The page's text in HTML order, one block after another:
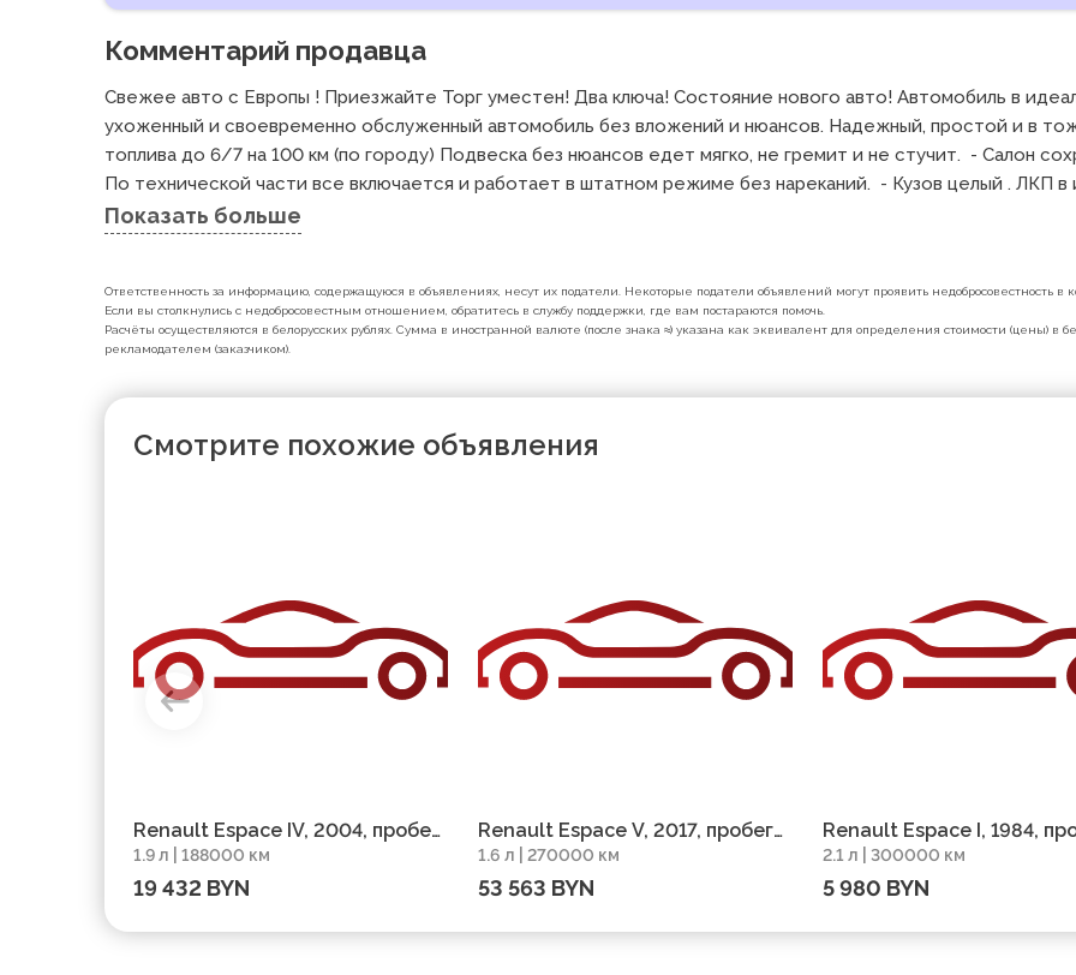
Комментарий продавца
Свежее авто с Европы ! Приезжайте Торг уместен! Два ключа! Состояние нового авто! Автомобиль в
ухоженный и своевременно обслуженный автомобиль без вложений и нюансов. Надежный, простой и в
топлива до 6/7 на 100 км (по городу) Подвеска без нюансов едет мягко, не гремит и не стучит.  - Салон
По технической части все включается и работает в штатном режиме без нареканий.  - Кузов целый . ЛКП в
Показать больше
Ответственность за информацию, содержащуюся в объявлениях, несут их податели. Некоторые податели объявлений могут проявить недобросовестность в
Если вы столкнулись с недобросовестным отношением, обратитесь в службу поддержки, где вам постараются помочь.
Расчёты осуществляются в белорусских рублях. Сумма в иностранной валюте (после знака ≈) указана как эквивалент для определения стоимости (цены) в
рекламодателем (заказчиком).
Смотрите похожие объявления
Renault Espace IV, 2004, пробег
188000 км
1.9 л | 188000 км
19 432 BYN
Renault Espace V, 2017, пробег
270000 км
1.6 л | 270000 км
53 563 BYN
Renault Espace I, 1984,
300000 км
2.1 л | 300000 км
5 980 BYN